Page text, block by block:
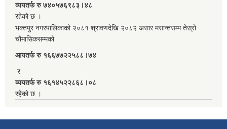
व्ययतर्फ रु ७४०५७६९८३।४८
रहेको छ ।
भक्तपुर नगरपालिकाको २०८१ श्रावणदेखि २०८२ असार मसान्तसम्म तेस्रो
चौमासिकसम्मको
आयतर्फ रु‌ १६६७७२२५८८।७४
र
व्ययतर्फ रु १६१४५२२८६८।०८
रहेको छ ।